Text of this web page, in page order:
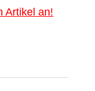
Artikel an!